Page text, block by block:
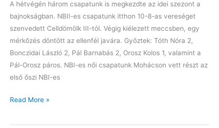
A hétvégén három csapatunk is megkezdte az idei szezont a
bajnokságban. NBII-es csapatunk itthon 10-8-as vereséget
szenvedett Celldömölk III-tól. Végig kiélezett meccsben, egy
mérkőzés döntött az ellenfél javára. Győztek: Tóth Nóra 2,
Bonczidai László 2, Pál Barnabás 2, Orosz Kolos 1, valamint a
Pál-Orosz páros. NBI-es női csapatunk Mohácson vett részt az
első őszi NBI-es
Elkezdődött
bajnoki
Read More »